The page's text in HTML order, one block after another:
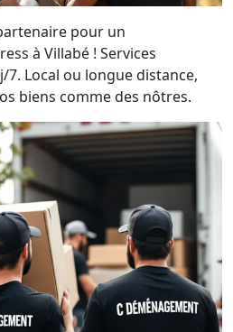
pour un
à Villabé ! Services
Local ou longue distance,
biens comme des nôtres.